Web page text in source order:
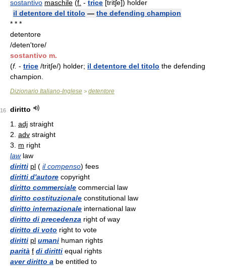
sostantivo maschile (f. - trice [tritʃe]) holder
il detentore del titolo — the defending champion
* * *
detentore
/deten'tore/
sostantivo m.
(f. - trice /trit∫e/) holder; il detentore del titolo the defending
champion.
Dizionario Italiano-Inglese > detentore
16
diritto
1. adj straight
2. adv straight
3. m right
lawlaw
diritti pl ( il compenso) fees
diritti d'autore copyright
diritto commerciale commercial law
diritto costituzionale constitutional law
diritto internazionale international law
diritto di precedenza right of way
diritto di voto right to vote
diritti pl umani human rights
parità f di diritti equal rights
aver diritto a be entitled to